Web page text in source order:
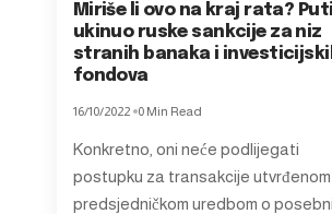
Miriše li ovo na kraj rata?
ukinuo ruske sankcije za niz
stranih banaka i
fondova
16/10/2022 0 Min Read
Konkretno, oni neće podlijegati
postupku za transakcije utvrđenom
predsjedničkom uredbom o